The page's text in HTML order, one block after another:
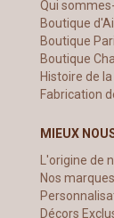
Qui
Boutique
Boutique
Boutique
Histoire de
Fabrication
MIEUX
L'origine de
Nos
Décors